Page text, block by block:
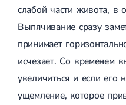
слабой части живота, в
Выпячивание сразу
принимает
исчезает. Со временем
увеличиться и если его
ущемление, которое